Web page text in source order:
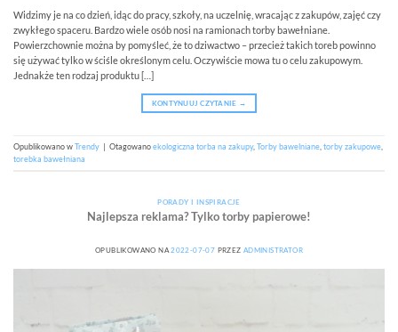
Widzimy je na co dzień, idąc do pracy, szkoły, na uczelnię, wracając z zakupów, zajęć czy
zwykłego spaceru. Bardzo wiele osób nosi na ramionach torby bawełniane.
Powierzchownie można by pomyśleć, że to dziwactwo – przecież takich toreb powinno
się używać tylko w ściśle określonym celu. Oczywiście mowa tu o celu zakupowym.
Jednakże ten rodzaj produktu […]
KONTYNUUJ CZYTANIE →
Opublikowano wTrendy | Otagowanoekologiczna torba na zakupy, Torby bawelniane torby zakupowe
torebka bawełniana
PORADY I INSPIRACJE
Najlepsza reklama? Tylko torby papierowe!
OPUBLIKOWANO NA2022-07-07 PRZEZ ADMINISTRATOR